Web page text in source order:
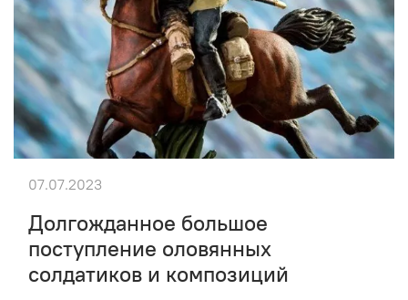
Долгожданное большое
поступление оловянных
солдатиков и композиций
07.07.2023